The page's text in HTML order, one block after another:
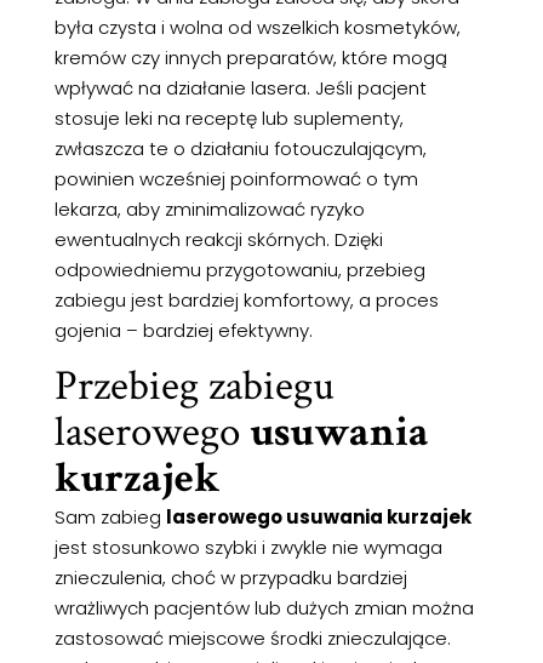
była czysta i wolna od wszelkich kosmetyków,
kremów czy innych preparatów, które mogą
wpływać na działanie lasera. Jeśli pacjent
stosuje leki na receptę lub suplementy,
zwłaszcza te o działaniu fotouczulającym,
powinien wcześniej poinformować o tym
lekarza, aby zminimalizować ryzyko
ewentualnych reakcji skórnych. Dzięki
odpowiedniemu przygotowaniu, przebieg
zabiegu jest bardziej komfortowy, a proces
gojenia – bardziej efektywny.
Przebieg zabiegu
laserowegousuwania
kurzajek
Sam zabieg laserowego usuwania kurzajek
jest stosunkowo szybki i zwykle nie wymaga
znieczulenia, choć w przypadku bardziej
wrażliwych pacjentów lub dużych zmian można
zastosować miejscowe środki znieczulające.